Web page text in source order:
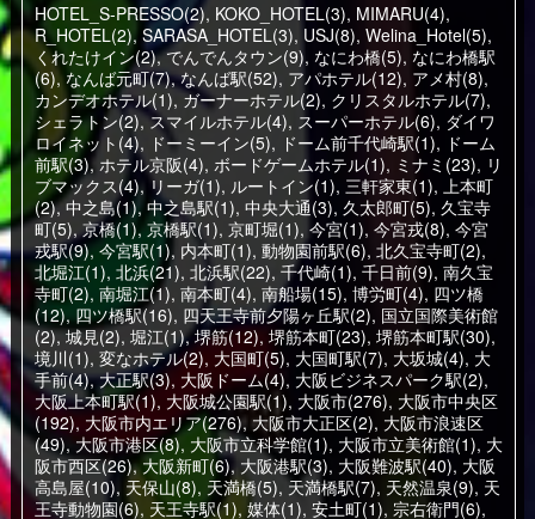
HOTEL_S-PRESSO(2), KOKO_HOTEL(3), MIMARU(4),
R_HOTEL(2), SARASA_HOTEL(3), USJ(8), Welina_Hotel(5),
くれたけイン(2),でんでんタウン(9), なにわ橋(5), なにわ橋駅
(6),なんば元町(7),なんば駅(52), アパホテル(12), アメ村(8),
カンデオホテル(1), ガーナーホテル(2), クリスタルホテル(7),
シェラトン(2),スマイルホテル(4), スーパーホテル(6), ダイワ
ロイネット(4), ドーミーイン(5), ドーム前千代崎駅(1), ドーム
前駅(3), ホテル京阪(4), ボードゲームホテル(1), ミナミ(23), リ
ブマックス(4), リーガ(1), ルートイン(1), 三軒家東(1), 上本町
(2),中之島(1), 中之島駅(1), 中央大通(3), 久太郎町(5), 久宝寺
町(5),京橋(1),京橋駅(1), 京町堀(1), 今宮(1), 今宮戎(8), 今宮
戎駅(9), 今宮駅(1), 内本町(1), 動物園前駅(6), 北久宝寺町(2),
北堀江(1), 北浜(21), 北浜駅(22), 千代崎(1), 千日前(9), 南久宝
寺町(2), 南堀江(1), 南本町(4), 南船場(15), 博労町(4), 四ツ橋
(12), 四ツ橋駅(16), 四天王寺前夕陽ヶ丘駅(2), 国立国際美術館
(2),城見(2), 堀江(1),堺筋(12), 堺筋本町(23), 堺筋本町駅(30),
境川(1), 変なホテル(2), 大国町(5), 大国町駅(7), 大坂城(4), 大
手前(4),大正駅(3), 大阪ドーム(4), 大阪ビジネスパーク駅(2),
大阪上本町駅(1), 大阪城公園駅(1), 大阪市(276), 大阪市中央区
(192), 大阪市内エリア(276), 大阪市大正区(2), 大阪市浪速区
(49), 大阪市港区(8), 大阪市立科学館(1), 大阪市立美術館(1), 大
阪市西区(26),大阪新町(6), 大阪港駅(3), 大阪難波駅(40), 大阪
高島屋(10), 天保山(8), 天満橋(5), 天満橋駅(7), 天然温泉(9), 天
王寺動物園(6), 天王寺駅(1), 媒体(1), 安土町(1), 宗右衛門(6),